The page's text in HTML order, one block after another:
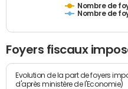
Nombre de
Nombre de
Foyers fiscaux
Evolution de la part de foyers
d'après ministère de l'Economie)